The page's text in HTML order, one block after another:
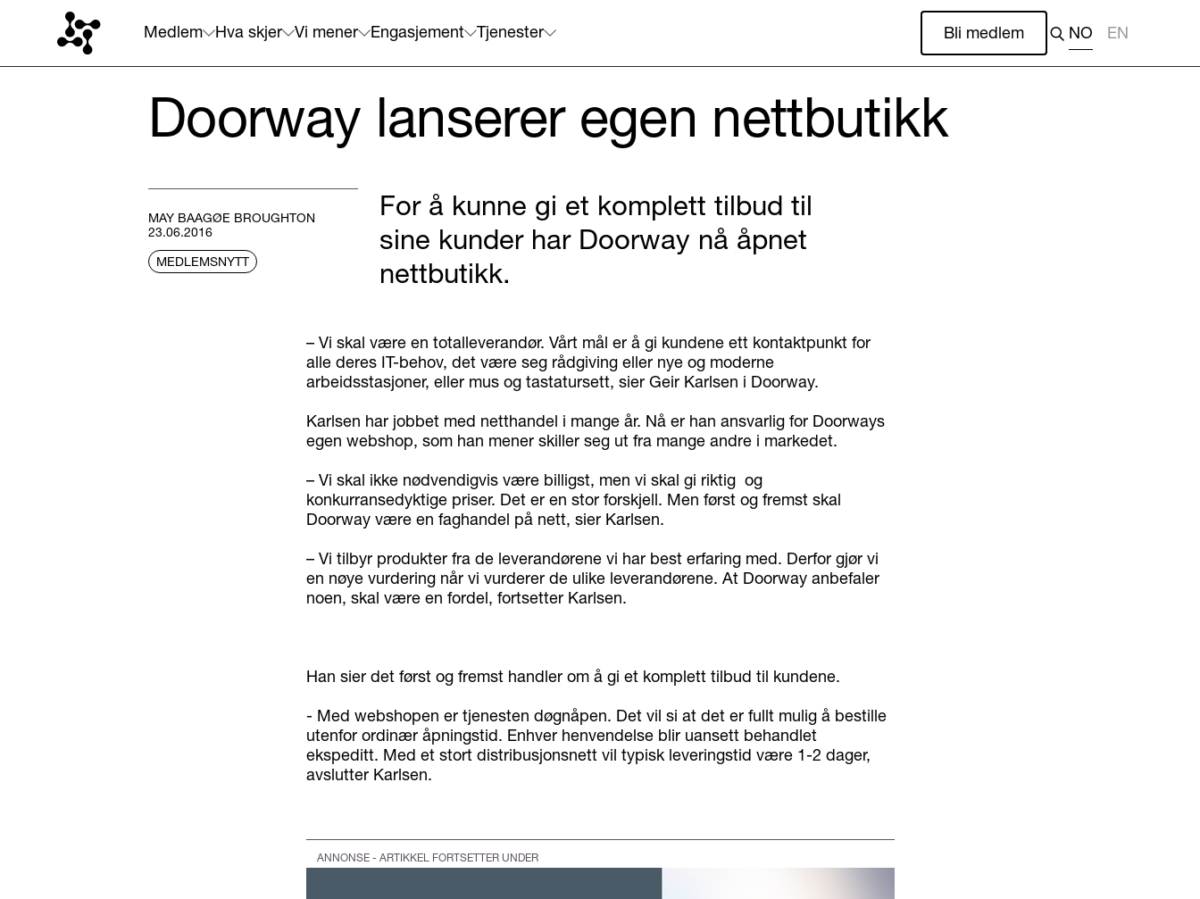
Medlem Hva skjer Vi mener Engasjement Tjenester Bli medlem NO EN
Doorway lanserer egen nettbutikk
MAY BAAGØE BROUGHTON
23.06.2016
MEDLEMSNYTT
For å kunne gi et komplett tilbud til
sine kunder har Doorway nå åpnet
nettbutikk.
– Vi skal være en totalleverandør. Vårt mål er å gi kundene ett kontaktpunkt for
alle deres IT-behov, det være seg rådgiving eller nye og moderne
arbeidsstasjoner, eller mus og tastatursett, sier Geir Karlsen i Doorway.
Karlsen har jobbet med netthandel i mange år. Nå er han ansvarlig for Doorways
egen webshop, som han mener skiller seg ut fra mange andre i markedet.
– Vi skal ikke nødvendigvis være billigst, men vi skal gi riktig og
konkurransedyktige priser. Det er en stor forskjell. Men først og fremst skal
Doorway være en faghandel på nett, sier Karlsen.
– Vi tilbyr produkter fra de leverandørene vi har best erfaring med. Derfor gjør vi
en nøye vurdering når vi vurderer de ulike leverandørene. At Doorway anbefaler
noen, skal være en fordel, fortsetter Karlsen.
Han sier det først og fremst handler om å gi et komplett tilbud til kundene.
- Med webshopen er tjenesten døgnåpen. Det vil si at det er fullt mulig å bestille
utenfor ordinær åpningstid. Enhver henvendelse blir uansett behandlet
ekspeditt. Med et stort distribusjonsnett vil typisk leveringstid være 1-2 dager,
avslutter Karlsen.
ANNONSE - ARTIKKEL FORTSETTER UNDER